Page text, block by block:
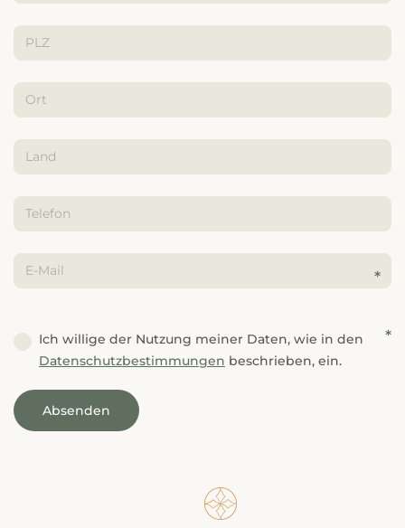
---
Ich willige der Nutzung meiner Daten, wie in den
Datenschutzbestimmungen beschrieben, ein.
Absenden